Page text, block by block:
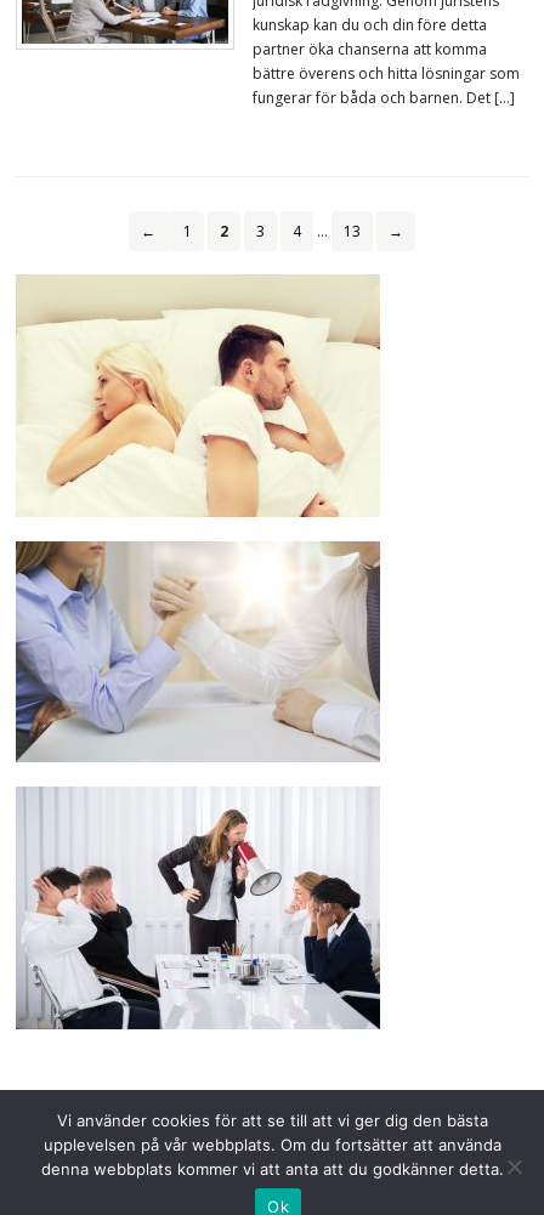
kunskap kan du och din före detta
partner öka chanserna att komma
bättre överens och hitta lösningar som
fungerar för båda och barnen. Det […]
← 1 2 3 4 … 13 →
Copyright © 2026 Speak.nu.
Vi använder cookies för att se till att vi ger dig den bästa
upplevelsen på vår webbplats. Om du fortsätter att använda
denna webbplats kommer vi att anta att du godkänner detta.
Ok